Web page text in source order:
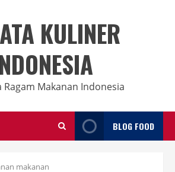
KULINER
Ragam Makanan Indonesia
BLOG FOOD
makanan